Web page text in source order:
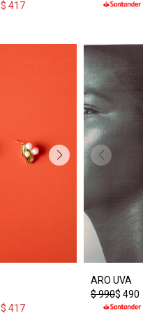
$ 417
$ 417
ARO UVA
$ 490
$990